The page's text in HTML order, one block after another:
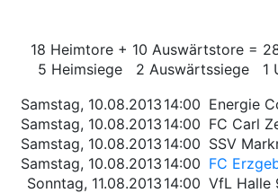
18 Heimtore + 10 Auswärtstore =
5 Heimsiege 2 Auswärtssiege 1
Samstag, 10.08.2013 14:00 Energie
Samstag, 10.08.2013 14:00 FC Carl
Samstag, 10.08.2013 14:00 SSV
Samstag, 10.08.2013 14:00 FC
Sonntag, 11.08.2013 14:00 VfL Halle